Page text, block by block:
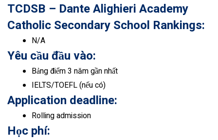
TCDSB – Dante Alighieri Academy
Catholic Secondary School Rankings:
N/A
Yêu cầu đầu vào:
Bảng điểm 3 năm gần nhất
IELTS/TOEFL (nếu có)
Application deadline:
Rolling admission
Học phí: